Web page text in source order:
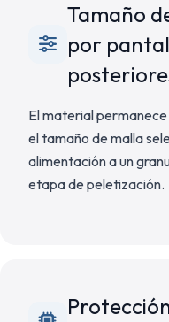
Tamaño
por
El material
el tamaño de malla
alimentación a un
etapa de peletización.